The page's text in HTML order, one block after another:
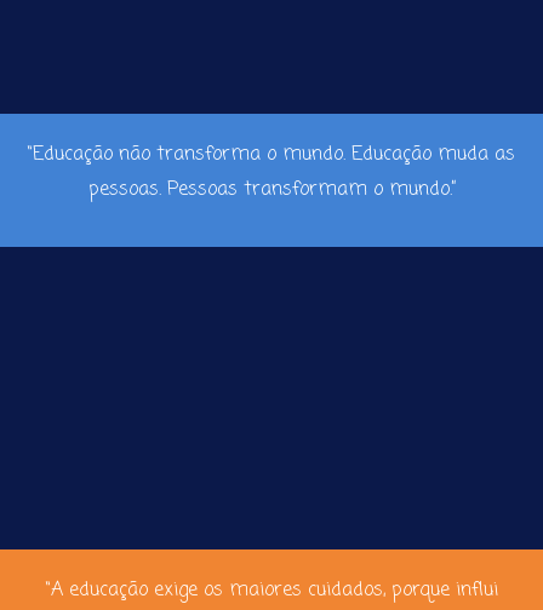
“Educação não transforma o mundo. Educação muda as
pessoas. Pessoas transformam o mundo.”
“A educação exige os maiores cuidados, porque influi